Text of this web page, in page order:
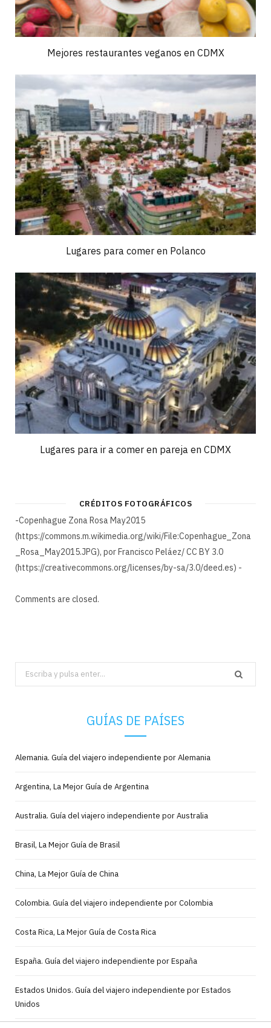
Mejores restaurantes veganos en CDMX
Lugares para comer en Polanco
Lugares para ir a comer en pareja en CDMX
CRÉDITOS FOTOGRÁFICOS
-Copenhague Zona Rosa May2015
(https://commons.m.wikimedia.org/wiki/File:Copenhague_Zona
_Rosa_May2015.JPG), por Francisco Peláez/ CC BY 3.0
(https://creativecommons.org/licenses/by-sa/3.0/deed.es) -
Comments are closed.
Search
for:
GUÍAS DE PAÍSES
Alemania. Guía del viajero independiente por Alemania
Argentina, La Mejor Guía de Argentina
Australia. Guía del viajero independiente por Australia
Brasil, La Mejor Guía de Brasil
China, La Mejor Guía de China
Colombia. Guía del viajero independiente por Colombia
Costa Rica, La Mejor Guía de Costa Rica
España. Guía del viajero independiente por España
Estados Unidos. Guía del viajero independiente por Estados
Unidos